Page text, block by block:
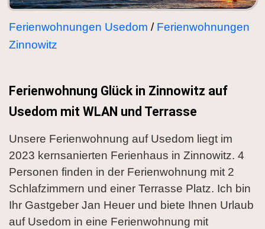
Ferienwohnungen Usedom / Ferienwohnungen
Zinnowitz
Ferienwohnung Glück in Zinnowitz auf
Usedom mit WLAN und Terrasse
Unsere Ferienwohnung auf Usedom liegt im
2023 kernsanierten Ferienhaus in Zinnowitz. 4
Personen finden in der Ferienwohnung mit 2
Schlafzimmern und einer Terrasse Platz. Ich bin
Ihr Gastgeber Jan Heuer und biete Ihnen Urlaub
auf Usedom in eine Ferienwohnung mit